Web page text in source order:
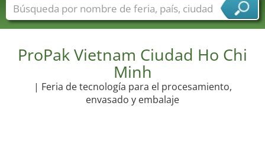
ProPak Vietnam Ciudad Ho Chi
Minh
| Feria de tecnología para el procesamiento,
envasado y embalaje
Nombres de ferias Países
Ciudades
Sectores de proveedor de servicios